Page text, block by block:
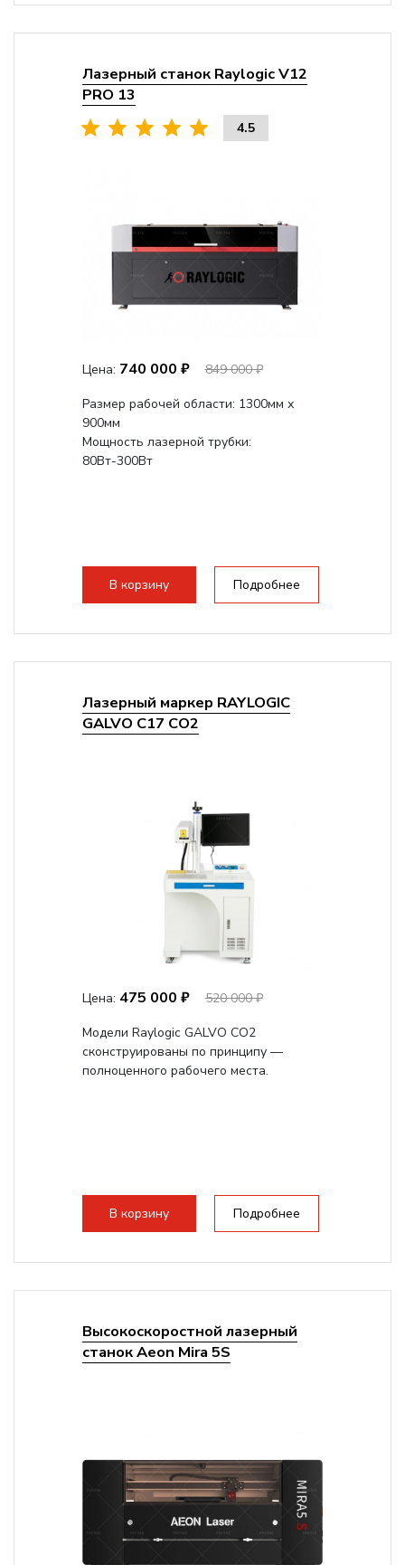
Лазерный станок Raylogic V12
PRO 13
4.5
Цена: 740 000 ₽
849 000 ₽
Размер рабочей области: 1300мм х
900мм
Мощность лазерной трубки:
80Вт-300Вт
В корзину Подробнее
Лазерный маркер RAYLOGIC
GALVO C17 CO2
Цена: 475 000 ₽
520 000 ₽
Модели Raylogic GALVO CO2
сконструированы по принципу —
полноценного рабочего места.
В корзину Подробнее
Высокоскоростной лазерный
станок Aeon Mira 5S